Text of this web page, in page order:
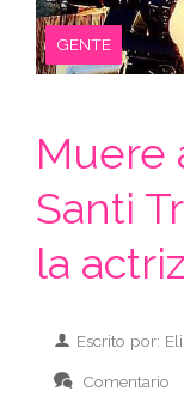
GENTE
Muere
Santi
la
Escrito por:
Comentario